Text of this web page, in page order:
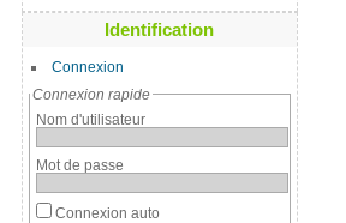
Identification
Connexion
Connexion rapide
Nom d'utilisateur
Mot de passe
Connexion auto